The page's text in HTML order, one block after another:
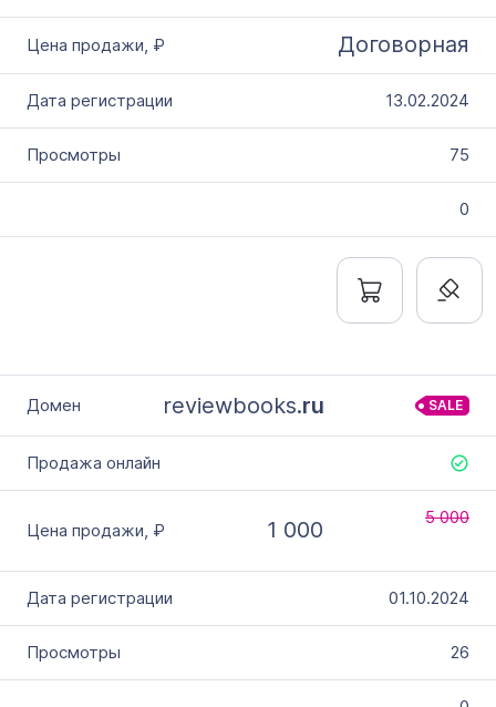
Договорная
13.02.2024
75
0
reviewbooks.ru SALE
1 000 5 000
01.10.2024
26